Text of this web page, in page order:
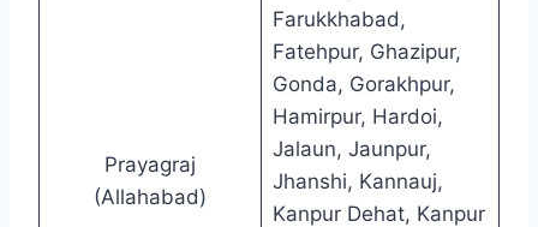
Prayagraj
(Allahabad)
Farukkhabad,
Fatehpur, Ghazipur,
Gonda, Gorakhpur,
Hamirpur, Hardoi,
Jalaun, Jaunpur,
Jhanshi, Kannauj,
Kanpur Dehat, Kanpur